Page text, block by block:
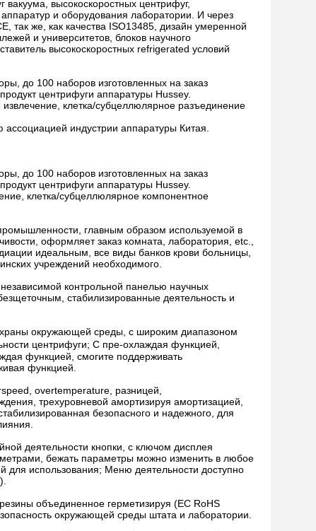
высокоскоростных центрифуг,
и оборудования лаборатории. И через
так же, как качества ISO13485, дизайн умеренной
и университетов, блоков научного
высокоскоростных refrigerated условий
до 100 наборов изготовленных на заказ
центрифуги аппаратуры Hussey.
клетка/субцеллюлярное разъединение
индустрии аппаратуры Китая.
до 100 наборов изготовленных на заказ
центрифуги аппаратуры Hussey.
клетка/субцеллюлярное компонентное
главным образом используемой в
оформляет заказ комната, лаборатория, etc.,
идеальным, все виды банков крови больницы,
учреждений необходимого.
контрольной панелью научных
стабилизированные деятельность и
окружающей среды, с широким диапазоном
центрифуги; С пре-охлаждая функцией,
функцией, смогите поддерживать
функцией.
overtemperature, разницей,
трехуровневой амортизируя амортизацией,
безопасного и надежного, для
деятельности кнопки, с ключом дисплея
бежать параметры можно изменить в любое
для использования; Меню деятельности доступно
объединенное герметизируя (ЕС RoHS
окружающей среды штата и лаборатории.